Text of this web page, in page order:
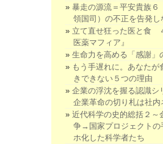
暴走の源流＝平安貴族
領国司）の不正を告発し
立て直せ狂った医と食
医薬マフィア』
生命力を高める「感謝」
もう手遅れに。あなたが
きできない５つの理由
企業の浮沈を握る認識
企業革命の切り札は社内
近代科学の史的総括２～
争→国家プロジェクトの
ホ化した科学者たち